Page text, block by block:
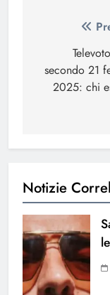
articoli
secondo 21
2025: chi
Notizie